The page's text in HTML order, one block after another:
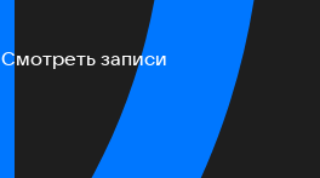
Смотреть записи